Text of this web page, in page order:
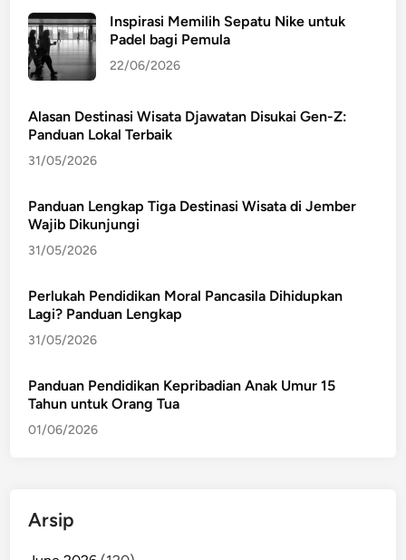
Inspirasi Memilih Sepatu Nike untuk
Padel bagi Pemula
22/06/2026
Alasan Destinasi Wisata Djawatan Disukai Gen-Z:
Panduan Lokal Terbaik
31/05/2026
Panduan Lengkap Tiga Destinasi Wisata di Jember
Wajib Dikunjungi
31/05/2026
Perlukah Pendidikan Moral Pancasila Dihidupkan
Lagi? Panduan Lengkap
31/05/2026
Panduan Pendidikan Kepribadian Anak Umur 15
Tahun untuk Orang Tua
01/06/2026
Arsip